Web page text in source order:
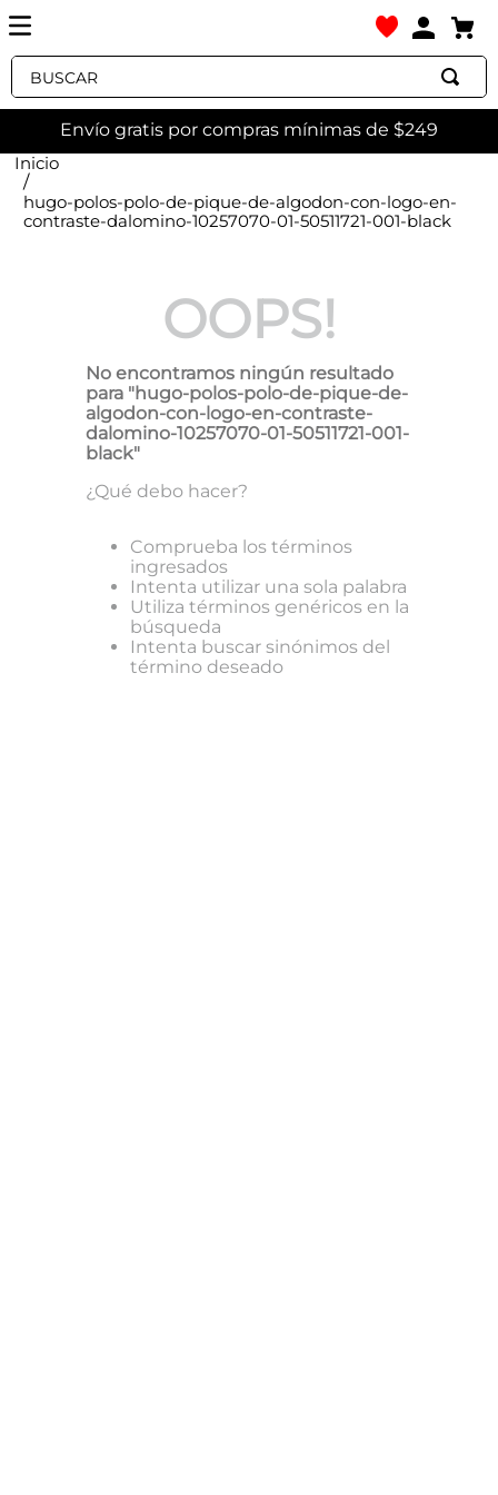
Buscar
Envío gratis por compras mínimas de $249
hugo-polos-polo-de-pique-de-algodon-con-logo-en-
contraste-dalomino-10257070-01-50511721-001-black
OOPS!
No encontramos ningún resultado
para "hugo-polos-polo-de-pique-de-
algodon-con-logo-en-contraste-
dalomino-10257070-01-50511721-001-
black"
¿Qué debo hacer?
Comprueba los términos
ingresados
Intenta utilizar una sola palabra
Utiliza términos genéricos en la
búsqueda
Intenta buscar sinónimos del
término deseado